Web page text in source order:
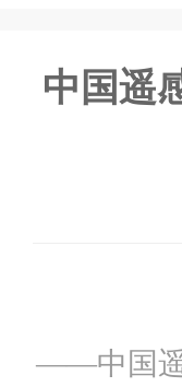
中国遥
——中国遥